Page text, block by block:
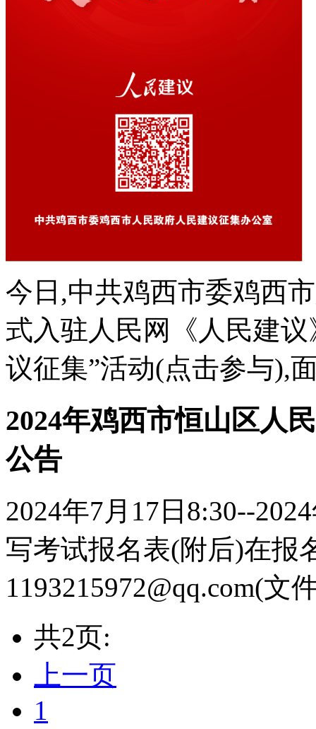
今日,中共鸡西市委鸡西
式入驻人民网《人民建
议征集”活动(点击参与),
2024年鸡西市恒山区人
公告
2024年7月17日8:30--
写考试报名表(附后)在报
1193215972@qq.com(文
共2页:
上一页
1